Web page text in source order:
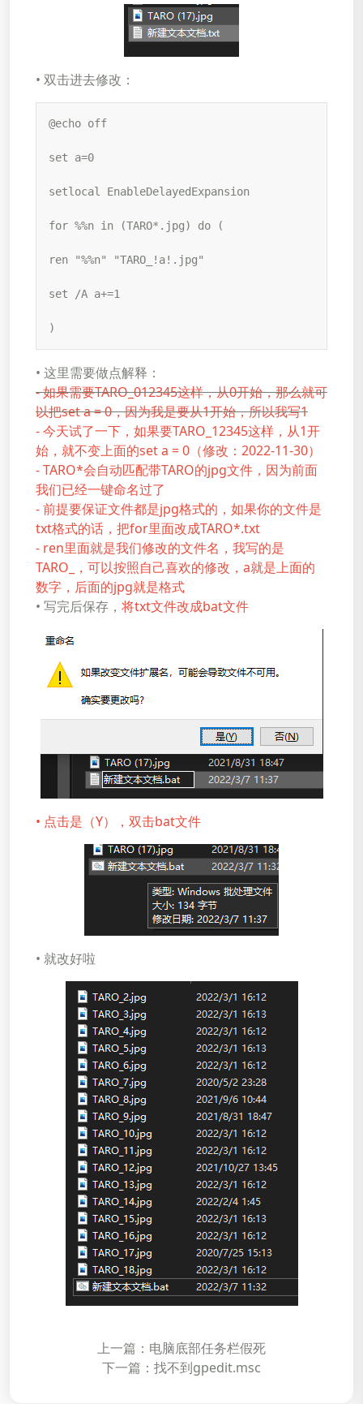
•​​​​​​​ 双击进去修改：
@echo off
set a=0
setlocal EnableDelayedExpansion
for %%n in (TARO*.jpg) do (
ren "%%n" "TARO_!a!.jpg"
set /A a+=1
)
•​​​​​​​ 这里需要做点解释：
- 如果需要TARO_012345这样，从0开始，那么就可
以把set a = 0，因为我是要从1开始，所以我写1
- 今天试了一下，如果要TARO_12345这样，从1开
始，就不变上面的set a = 0（修改：2022-11-30）
- TARO*会自动匹配带TARO的jpg文件，因为前面
我们已经一键命名过了
- 前提要保证文件都是jpg格式的，如果你的文件是
txt格式的话，把for里面改成TARO*.txt
- ren里面就是我们修改的文件名，我写的是
TARO_，可以按照自己喜欢的修改，a就是上面的
数字，后面的jpg就是格式
•​​​​​​​ 写完后保存， 将txt文件改成bat文件
•​​​​​​​ 点击是（Y），双击bat文件
•​​​​​​​ 就改好啦
上一篇：电脑底部任务栏假死
下一篇：找不到gpedit.msc